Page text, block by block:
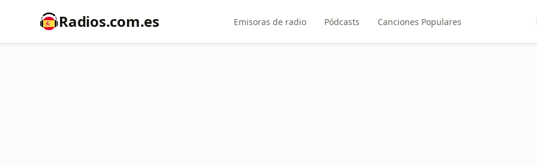
Radios.com.es Emisoras de radio Pódcasts Canciones Populares